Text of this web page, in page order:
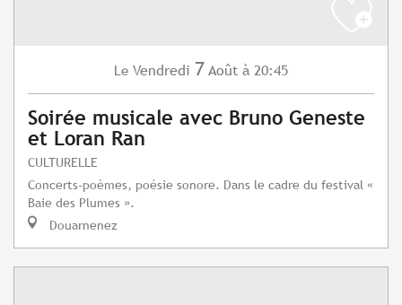
Le Vendredi 7 Août à 20:45
Soirée musicale avec Bruno Geneste
et Loran Ran
CULTURELLE
Concerts-poèmes, poésie sonore. Dans le cadre du festival «
Baie des Plumes ».
Douarnenez